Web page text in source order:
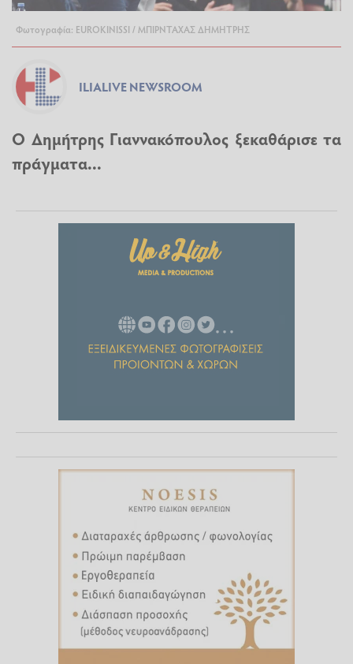
Φωτογραφία: EUROKINISSI / ΜΠΙΡΝΤΑΧΑΣ ΔΗΜΗΤΡΗΣ
ILIALIVE NEWSROOM
Ο Δημήτρης Γιαννακόπουλος ξεκαθάρισε τα
πράγματα...